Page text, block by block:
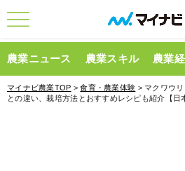
農業ニュース 農業スキル 農業
マイナビ農業TOP >食育・農業体験 > マクワウ
との違い、栽培方法とおすすめレシピも紹介【日